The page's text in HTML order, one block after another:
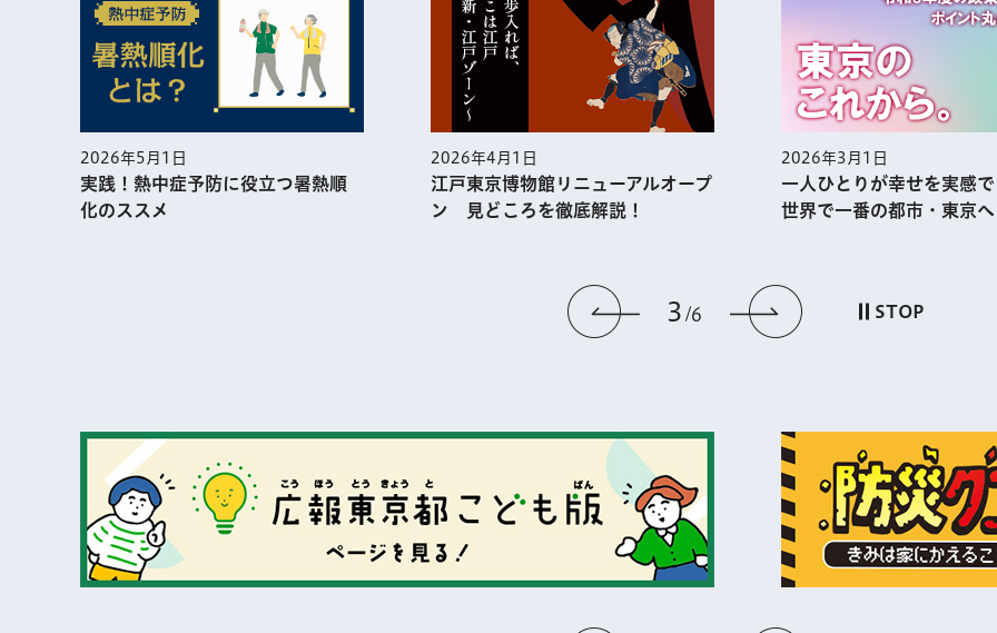
前のスライドを表示
3 6 次のスライド
STOP
2026年5月1日
実践！熱中症予防に役⽴つ暑熱順
化のススメ
2026年4月1日
江戸東京博物館リニューアルオープ
ン 見どころを徹底解説！
2026年3月1日
一人ひとりが幸せを実感
世界で一番の都市・東京へ